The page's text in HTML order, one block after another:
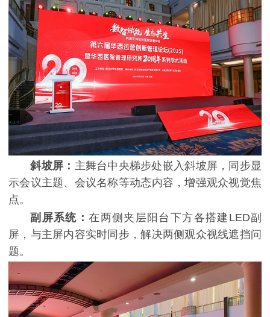
斜坡屏： 主舞台中央梯步处嵌入斜坡屏，同步显
示会议主题、会议名称等动态内容，增强观众视觉焦
点。
副屏系统：在两侧夹层阳台下方各搭建LED副
屏，与主屏内容实时同步，解决两侧观众视线遮挡问
题。